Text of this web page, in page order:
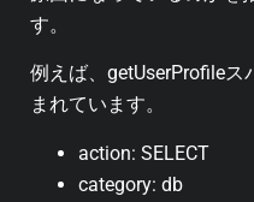
す。
例えば、getUserProfile
まれています。
action: SELECT
category: db